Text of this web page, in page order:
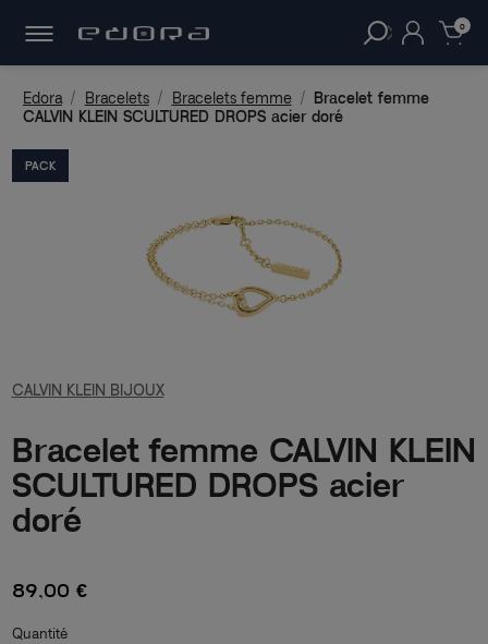
clear 0
Edora Bracelets Bracelets femme
Bracelet femme
CALVIN KLEIN SCULTURED DROPS acier doré
PACK
CALVIN KLEIN BIJOUX
Bracelet femme CALVIN KLEIN
SCULTURED DROPS acier
doré
89,00 €
Quantité